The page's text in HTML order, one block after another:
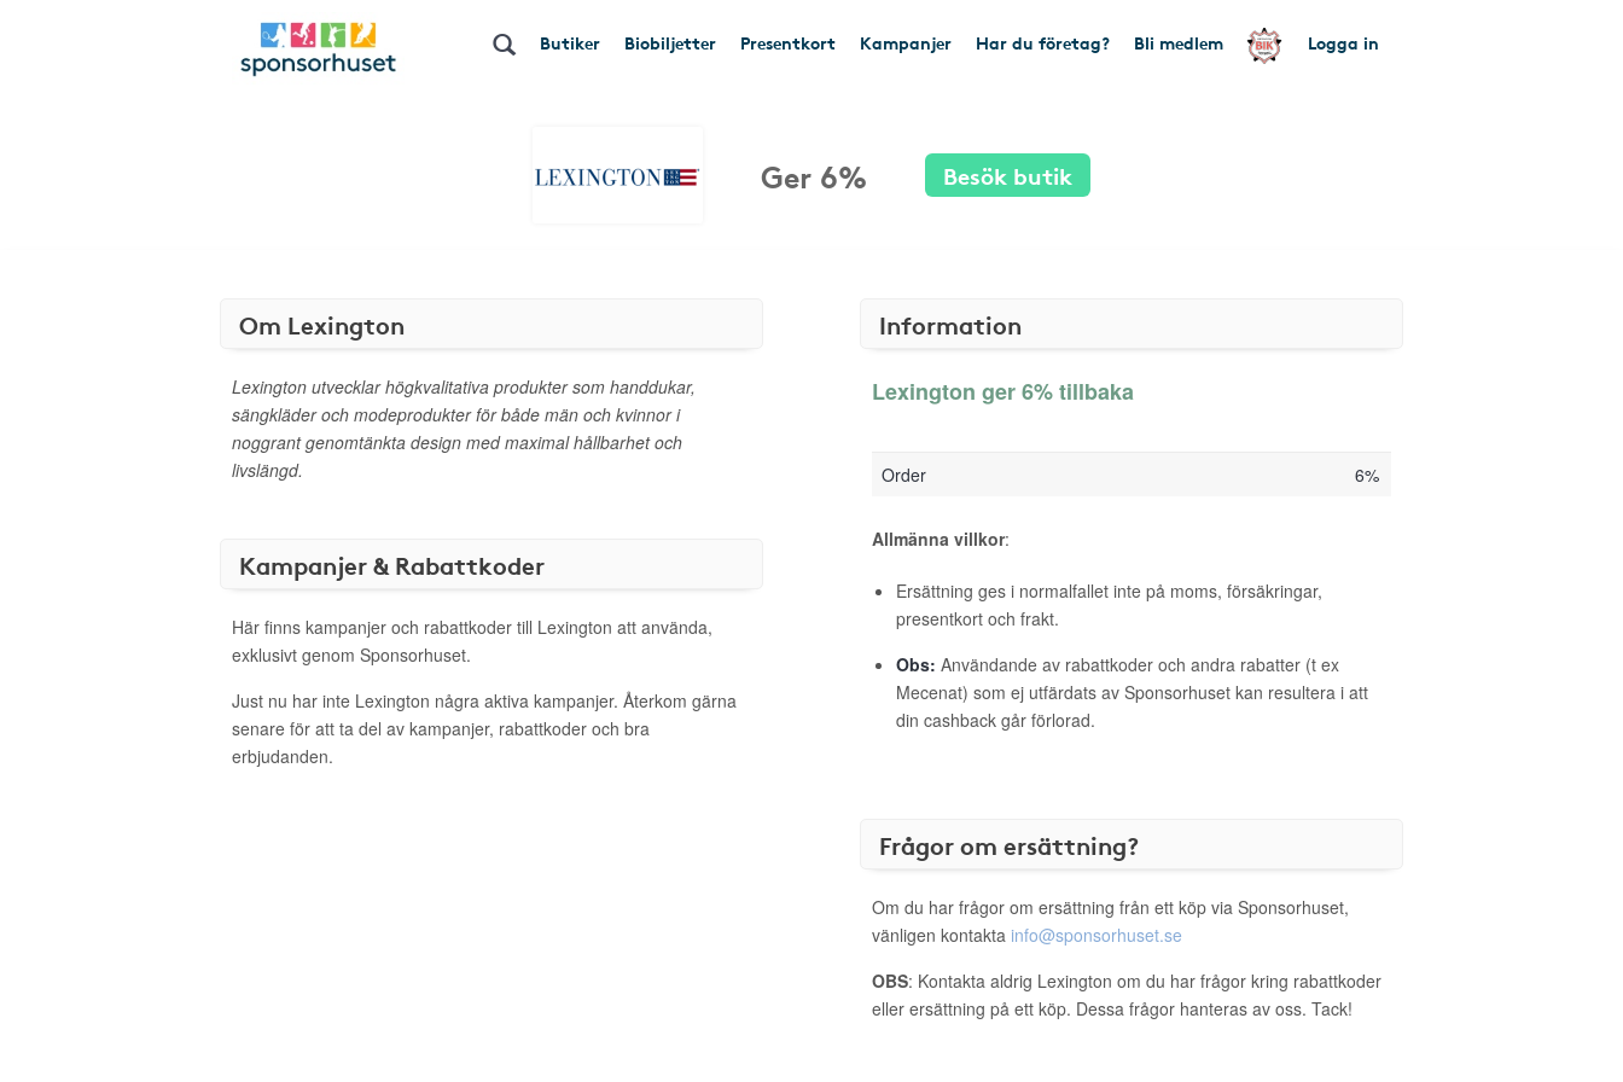
Butiker Biobiljetter Presentkort Kampanjer Har du företag? Bli medlem Logga in
Ger 6% Besök butik
Om Lexington
Lexington utvecklar högkvalitativa produkter som handdukar,
sängkläder och modeprodukter för både män och kvinnor i
noggrant genomtänkta design med maximal hållbarhet och
livslängd.
Kampanjer & Rabattkoder
Här finns kampanjer och rabattkoder till Lexington att använda,
exklusivt genom Sponsorhuset.
Just nu har inte Lexington några aktiva kampanjer. Återkom gärna
senare för att ta del av kampanjer, rabattkoder och bra
erbjudanden.
Information
Lexington ger 6% tillbaka
Order 6%
Allmänna villkor:
Ersättning ges i normalfallet inte på moms, försäkringar,
presentkort och frakt.
Obs: Användande av rabattkoder och andra rabatter (t ex
Mecenat) som ej utfärdats av Sponsorhuset kan resultera i att
din cashback går förlorad.
Frågor om ersättning?
Om du har frågor om ersättning från ett köp via Sponsorhuset,
vänligen kontakta info@sponsorhuset.se
OBS: Kontakta aldrig Lexington om du har frågor kring rabattkoder
eller ersättning på ett köp. Dessa frågor hanteras av oss. Tack!